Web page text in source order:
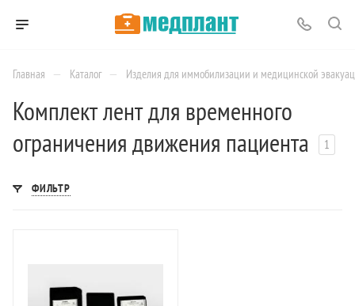
Главная — Каталог — Изделия для иммобилизации и медицинской
Комплект лент для временного
ограничения движения пациента
1
ФИЛЬТР